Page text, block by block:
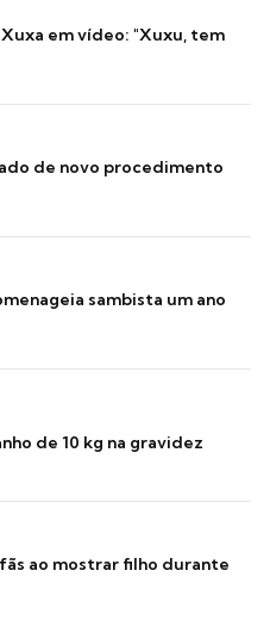
em vídeo: "Xuxu, tem
de novo procedimento
sambista um ano
de 10 kg na gravidez
ao mostrar filho durante